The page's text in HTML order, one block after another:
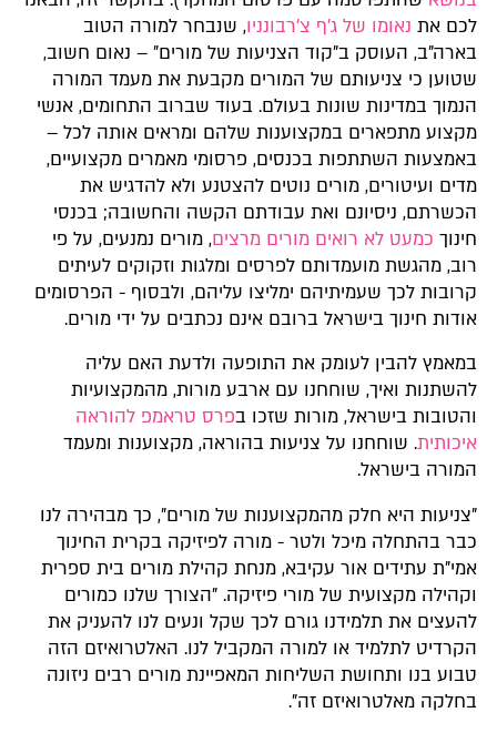
לכם את נאומו של ג'ף צ'רבונניו, שנבחר למורה הטוב
בארה"ב, העוסק ב"קוד הצניעות של מורים" – נאום חשוב,
שטוען כי צניעותם של המורים מקבעת את מעמד המורה
הנמוך במדינות שונות בעולם. בעוד שברוב התחומים, אנשי
מקצוע מתפארים במקצוענות שלהם ומראים אותה לכל –
באמצעות השתתפות בכנסים, פרסומי מאמרים מקצועיים,
מדים ועיטורים, מורים נוטים להצטנע ולא להדגיש את
הכשרתם, ניסיונם ואת עבודתם הקשה והחשובה; בכנסי
חינוך כמעט לא רואים מורים מרצים, מורים נמנעים, על פי
רוב, מהגשת מועמדותם לפרסים ומלגות וזקוקים לעיתים
קרובות לכך שעמיתיהם ימליצו עליהם, ולבסוף - הפרסומים
אודות חינוך בישראל ברובם אינם נכתבים על ידי מורים.
במאמץ להבין לעומק את התופעה ולדעת האם עליה
להשתנות ואיך, שוחחנו עם ארבע מורות, מהמקצועיות
והטובות בישראל, מורות שזכו בפרס טראמפ להוראה
איכותית. שוחחנו על צניעות בהוראה, מקצוענות ומעמד
המורה בישראל.
"צניעות היא חלק מהמקצוענות של מורים", כך מבהירה לנו
כבר בהתחלה מיכל ולטר - מורה לפיזיקה בקרית החינוך
אמי"ת עתידים אור עקיבא, מנחת קהילת מורים בית ספרית
וקהילה מקצועית של מורי פיזיקה. "הצורך שלנו כמורים
להעצים את תלמידנו גורם לכך שקל ונעים לנו להעניק את
הקרדיט לתלמיד או למורה המקביל לנו. האלטרואיזם הזה
טבוע בנו ותחושת השליחות המאפיינת מורים רבים ניזונה
בחלקה מאלטרואיזם זה".